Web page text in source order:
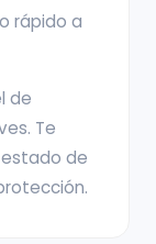
rápido a
de
Te
de